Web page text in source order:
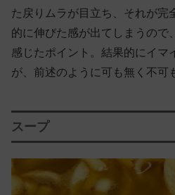
た戻りムラが目立ち、それが完
的に伸びた感が出てしまうので
感じたポイント。結果的にイマ
が、前述のように可も無く不可
スープ